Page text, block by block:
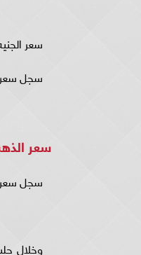
سعر
سجل سعر
سعر
سجل سعر